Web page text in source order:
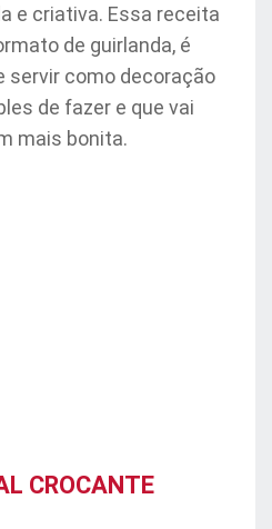
e criativa. Essa receita
de guirlanda, é
servir como decoração
de fazer e que vai
mais bonita.
CROCANTE